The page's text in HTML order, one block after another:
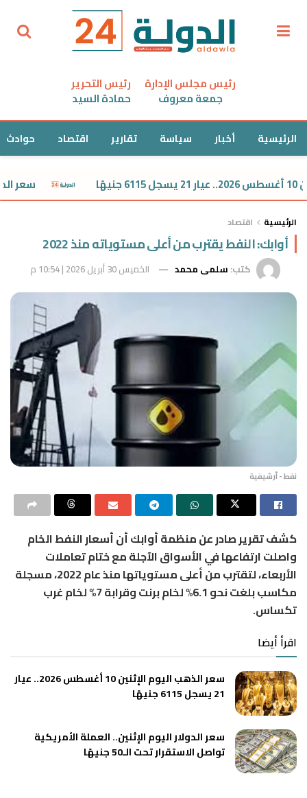
رئيس مجلس الإدارة
جمعة معروف
رئيس التحرير
حمادة السيد
الرئيسية أخبار سياسة تقارير اقتصاد حوادث
سعر الدولار
الرئيسية اقتصاد
أوابك: النفط يقترب من أعلى مستوياته منذ 2022
كتب: سلمى محمد الخميس 30 أبريل 2026 | 10:54 م
نفط - أرشيفية
كشف تقرير صادر عن منظمة أوابك أن أسعار النفط الخام
واصلت ارتفاعها في الأسواق الآجلة مع ختام تعاملات
الأربعاء، لتقترب من أعلى مستوياتها منذ عام 2022، مسجلة
مكاسب بلغت نحو 6.1% لخام برنت وقرابة 7% لخام غرب
تكساس.
اقرأ أيضا
سعر الذهب اليوم الإثنين 10 أغسطس 2026.. عيار
21 يسجل 6115 جنيهًا
سعر الدولار اليوم الإثنين.. العملة الأمريكية
تواصل الاستقرار تحت الـ50 جنيهًا